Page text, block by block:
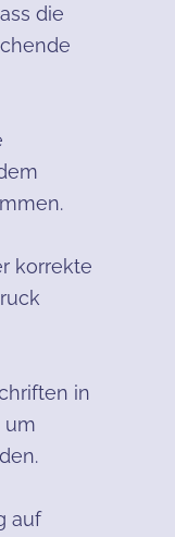
die
korrekte
in
um
auf